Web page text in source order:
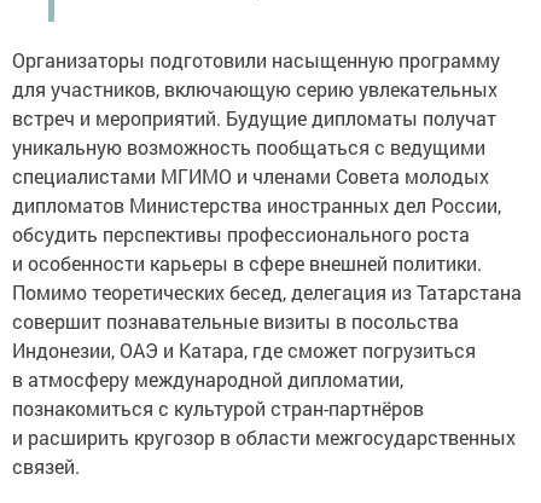
Организаторы подготовили насыщенную программу
для участников, включающую серию увлекательных
встреч и мероприятий. Будущие дипломаты получат
уникальную возможность пообщаться с ведущими
специалистами МГИМО и членами Совета молодых
дипломатов Министерства иностранных дел России,
обсудить перспективы профессионального роста
и особенности карьеры в сфере внешней политики.
Помимо теоретических бесед, делегация из Татарстана
совершит познавательные визиты в посольства
Индонезии, ОАЭ и Катара, где сможет погрузиться
в атмосферу международной дипломатии,
познакомиться с культурой стран-партнёров
и расширить кругозор в области межгосударственных
связей.